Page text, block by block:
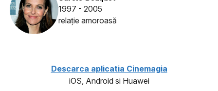
1997 - 2005
relaţie amoroasă
Descarca aplicatia Cinemagia
iOS, Android si Huawei